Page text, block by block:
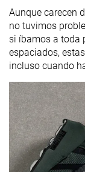
Aunque carecen
no tuvimos
si íbamos a toda
espaciados,
incluso cuando